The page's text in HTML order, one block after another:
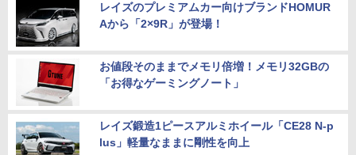
レイズのプレミアムカー向けブランドHOMUR
Aから「2×9R」が登場！
お値段そのままでメモリ倍増！メモリ32GBの
「お得なゲーミングノート」
レイズ鍛造1ピースアルミホイール「CE28 N-p
lus」軽量なままに剛性を向上